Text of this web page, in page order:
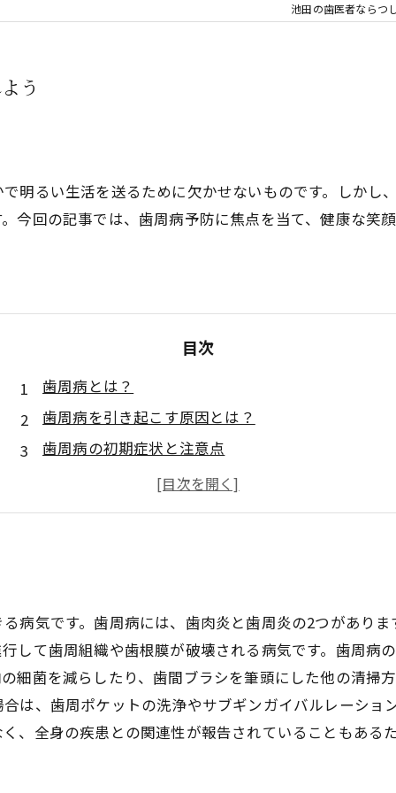
睡眠歯科
噛み合わせ
池田の歯医者ならつ
う
明るい生活を送るために欠かせないものです。しかし
今回の記事では、歯周病予防に焦点を当て、健康な笑
目次
歯周病とは？
歯周病を引き起こす原因とは？
歯周病の初期症状と注意点
歯周病予防のために何をするべき？
歯周病予防で手に入る健康な笑顔の魅力
病気です。歯周病には、歯肉炎と歯周炎の2つがあり
して歯周組織や歯根膜が破壊される病気です。歯周病
細菌を減らしたり、歯間ブラシを筆頭にした他の清掃
は、歯周ポケットの洗浄やサブギンガイバルレーショ
、全身の疾患との関連性が報告されていることもある